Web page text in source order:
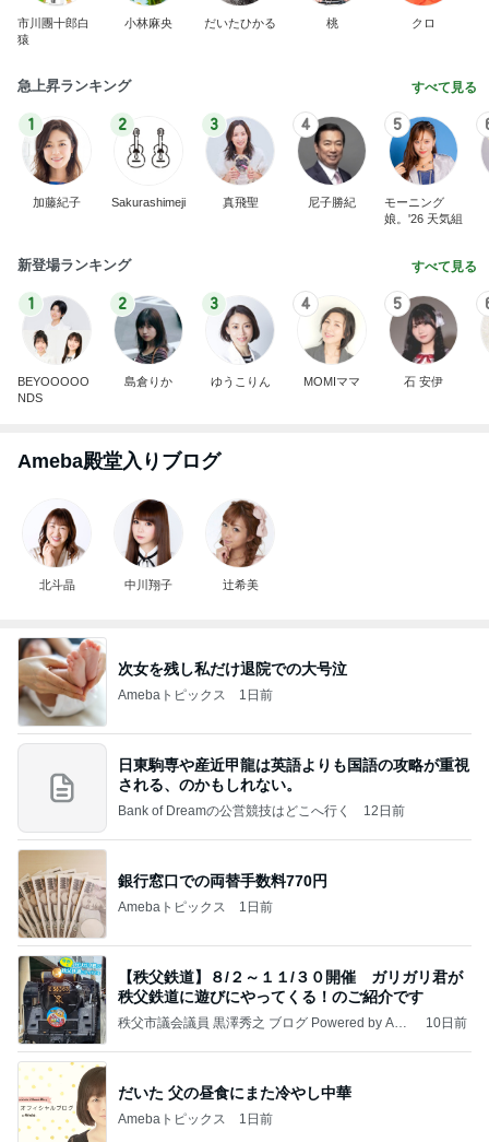
市川團十郎白
猿
小林麻央 だいたひかる 桃 クロ
急上昇ランキング すべて見る
1
加藤紀子
2
Sakurashimeji
3
真飛聖
4
尼子勝紀
5
モーニング
娘。'26 天気組
新登場ランキング すべて見る
1
BEYOOOOO
NDS
2
島倉りか
3
ゆうこりん
4
MOMIママ
5
石 安伊
Ameba殿堂入りブログ
北斗晶 中川翔子 辻希美
次女を残し私だけ退院での大号泣
Amebaトピックス 1日前
日東駒専や産近甲龍は英語よりも国語の攻略が重視
される、のかもしれない。
Bank of Dreamの公営競技はどこへ行く 12日前
銀行窓口での両替手数料770円
Amebaトピックス 1日前
【秩父鉄道】８/２～１１/３０開催 ガリガリ君が
秩父鉄道に遊びにやってくる！のご紹介です
秩父市議会議員 黒澤秀之 ブログ Powered by Ame
10日前
だいた 父の昼食にまた冷やし中華
Amebaトピックス 1日前